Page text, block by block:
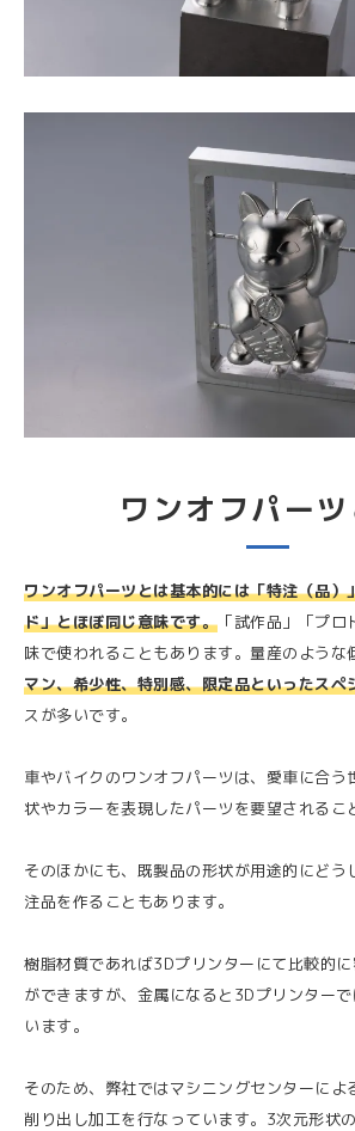
ワンオフパー
ワンオフパーツとは基本的には「特注（品）
ド」とほぼ同じ意味です。 「試作品」「プ
味で使われることもあります。量産のような
マン、希少性、特別感、限定品といったスペ
スが多いです。
車やバイクのワンオフパーツは、愛車に合う
状やカラーを表現したパーツを要望されるこ
そのほかにも、既製品の形状が用途的にどう
注品を作ることもあります。
樹脂材質であれば3Dプリンターにて比較的
ができますが、金属になると3Dプリンター
います。
そのため、弊社ではマシニングセンターによ
削り出し加工を行なっています。3次元形状